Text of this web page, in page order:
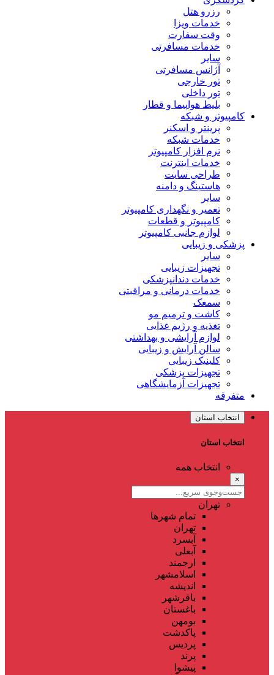
رزرو هتل
خدمات ویزا
وقت سفارت
خدمات مسافرتی
سایر
آژانس مسافرتی
تور خارجی
تور داخلی
بلیط هواپیما و قطار
کامپیوتر و شبکه
پرینتر و اسکنر
خدمات شبکه
نرم افزار کامپیوتر
خدمات اینترنت
طراحی سایت
هاستینگ و دامنه
سایر
تعمیر و نگهداری کامپیوتر
کامپیوتر و قطعات
لوازم جانبی کامپیوتر
پزشکی و زیبایی
سایر
تجهیزات زیبایی
خدمات دندانپزشکی
خدمات درمانی و مراقبتی
سمعک
کاشت و ترمیم مو
تغذیه و رژیم غذایی
لوازم آرایشی و بهداشتی
سالن آرایش و زیبایی
کلینیک زیبایی
تجهیزات پزشکی
تجهیزات آزمایشگاهی
متفرقه
انتخاب استان
انتخاب استان
انتخاب همه
×
تهران
تمام شهر‌ها
تهران
آبسرد
آبعلی
ارجمند
اسلامشهر
اندیشه
باقرشهر
باغستان
بومهن
پاکدشت
پردیس
پرند
پیشوا